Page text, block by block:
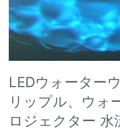
LEDウォーター
リップル、ウォ
ロジェクター 水